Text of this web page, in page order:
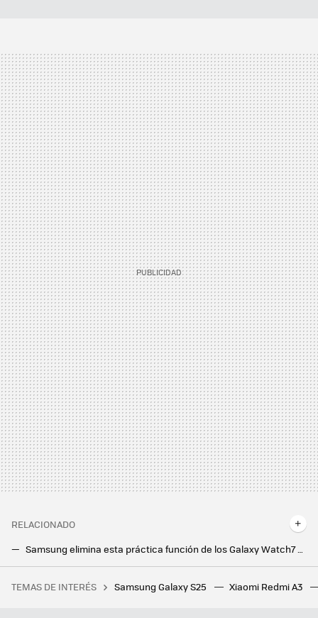
RELACIONADO
Samsung elimina esta práctica función de los Galaxy Watch7 y Watch Ultra. Este es el motivo
Samsung retrasa los envíos de los Galaxy Buds3 Pro por problemas de calidad: qué está pasando con sus auriculares
Adiós a los excesos tras la Navidad: Cosori es la freidora de aire que te ayudará a cocinar saludable tras las fiestas
TEMAS DE INTERÉS Samsung Galaxy S25 Xiaomi Redmi A3